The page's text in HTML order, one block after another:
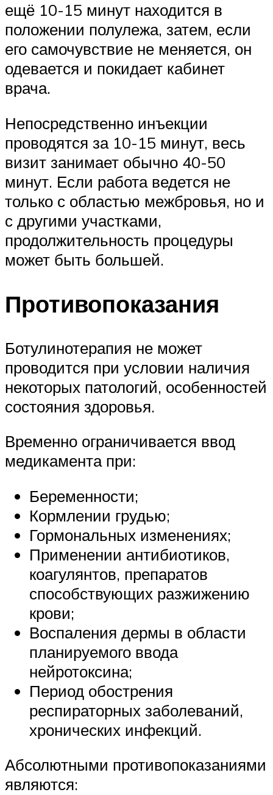
ещё 10-15 минут находится в
положении полулежа, затем, если
его самочувствие не меняется, он
одевается и покидает кабинет
врача.
Непосредственно инъекции
проводятся за 10-15 минут, весь
визит занимает обычно 40-50
минут. Если работа ведется не
только с областью межбровья, но и
с другими участками,
продолжительность процедуры
может быть большей.
Противопоказания
Ботулинотерапия не может
проводится при условии наличия
некоторых патологий, особенностей
состояния здоровья.
Временно ограничивается ввод
медикамента при:
Беременности;
Кормлении грудью;
Гормональных изменениях;
Применении антибиотиков,
коагулянтов, препаратов
способствующих разжижению
крови;
Воспаления дермы в области
планируемого ввода
нейротоксина;
Период обострения
респираторных заболеваний,
хронических инфекций.
Абсолютными противопоказаниями
являются: